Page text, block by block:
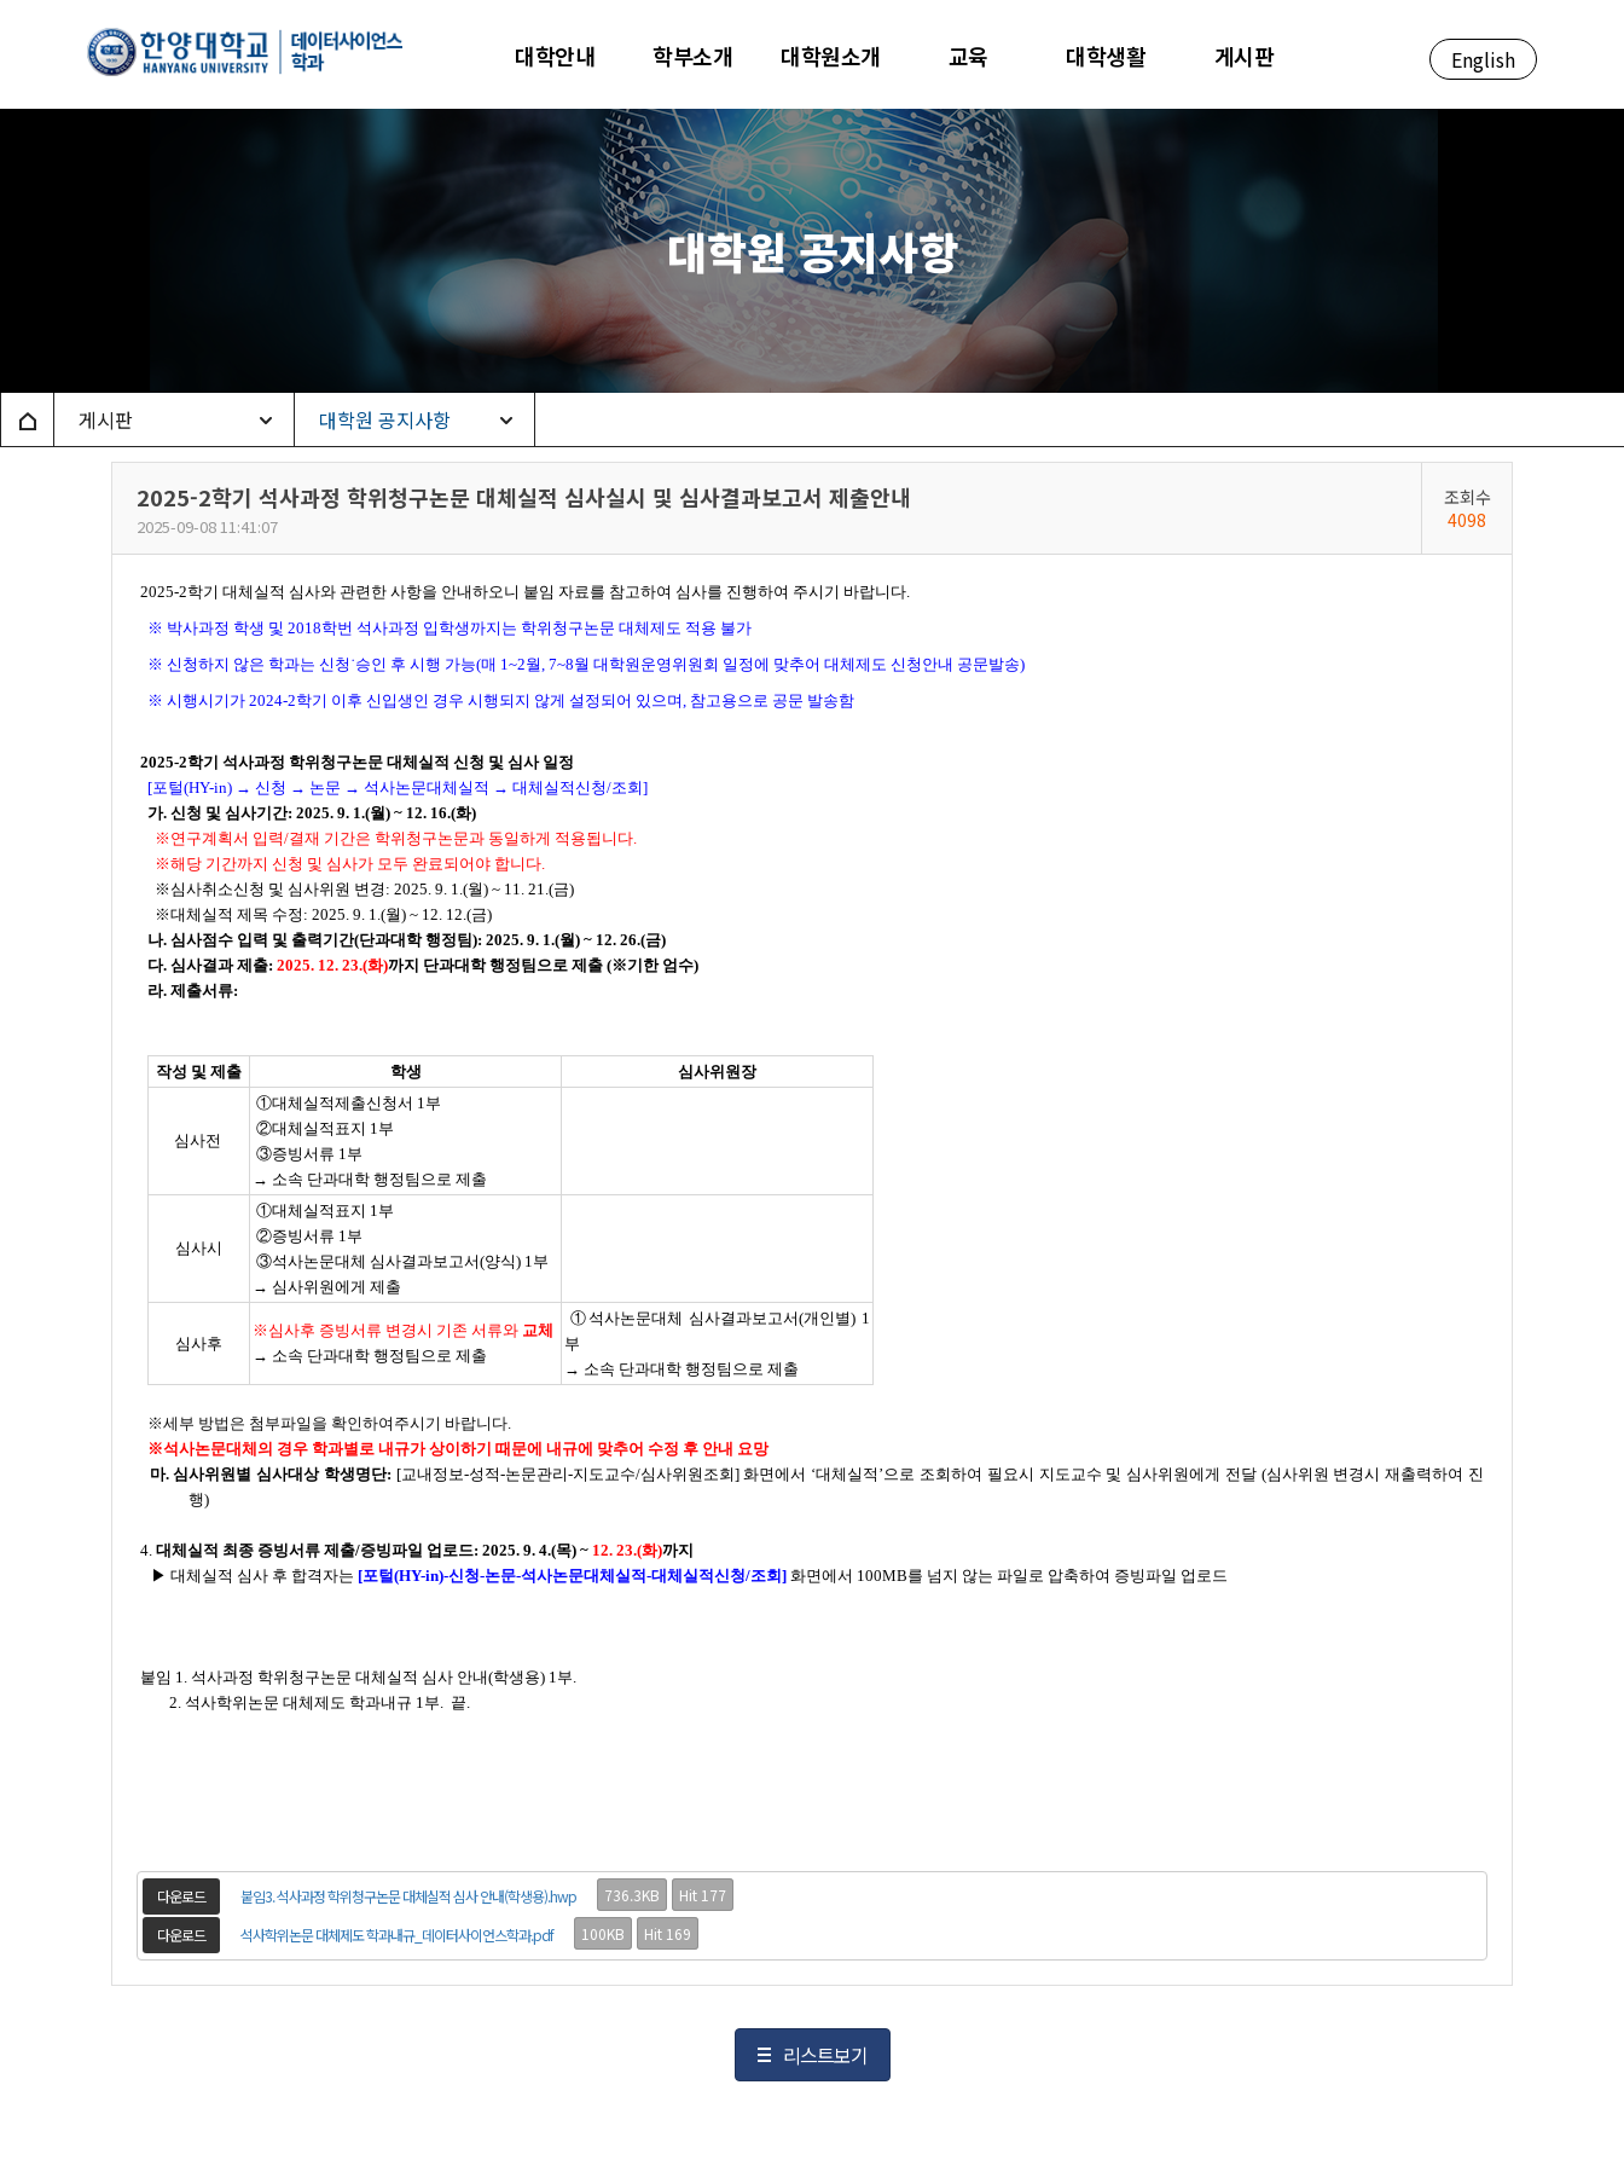
한양대학교
대학안내 학부소개 대학원소개 교육 대학생활 게시판 English
대학원 공지사항
Home 게시판 대학원 공지사항
2025-2학기 석사과정 학위청구논문 대체실적 심사실시 및 심사결과보고서 제출안내
2025-09-08 11:41:07
조회수
4098
2025-2학기 대체실적 심사와 관련한 사항을 안내하오니 붙임 자료를 참고하여 심사를 진행하여 주시기 바랍니다.
※ 박사과정 학생 및 2018학번 석사과정 입학생까지는 학위청구논문 대체제도 적용 불가
※ 신청하지 않은 학과는 신청˙승인 후 시행 가능(매 1~2월, 7~8월 대학원운영위원회 일정에 맞추어 대체제도 신청안내 공문발송)
※ 시행시기가 2024-2학기 이후 신입생인 경우 시행되지 않게 설정되어 있으며, 참고용으로 공문 발송함
2025-2학기 석사과정 학위청구논문 대체실적 신청 및 심사 일정
[포털(HY-in) → 신청 → 논문 → 석사논문대체실적 → 대체실적신청/조회]
가. 신청 및 심사기간: 2025. 9. 1.(월) ~ 12. 16.(화)
※연구계획서 입력/결재 기간은 학위청구논문과 동일하게 적용됩니다.
※해당 기간까지 신청 및 심사가 모두 완료되어야 합니다.
※심사취소신청 및 심사위원 변경: 2025. 9. 1.(월) ~ 11. 21.(금)
※대체실적 제목 수정: 2025. 9. 1.(월) ~ 12. 12.(금)
나. 심사점수 입력 및 출력기간(단과대학 행정팀): 2025. 9. 1.(월) ~ 12. 26.(금)
다. 심사결과 제출: 2025. 12. 23.(화)까지 단과대학 행정팀으로 제출 (※기한 엄수)
라. 제출서류:
작성 및 제출 학생 심사위원장
심사전
①대체실적제출신청서 1부
②대체실적표지 1부
③증빙서류 1부
→ 소속 단과대학 행정팀으로 제출
심사시
①대체실적표지 1부
②증빙서류 1부
③석사논문대체 심사결과보고서(양식) 1부
→ 심사위원에게 제출
심사후
※심사후 증빙서류 변경시 기존 서류와 교체
→ 소속 단과대학 행정팀으로 제출
①석사논문대체 심사결과보고서(개인별) 1
부
→ 소속 단과대학 행정팀으로 제출
※세부 방법은 첨부파일 을 확인하여주시기 바랍니다.
※석사논문대체의 경우 학과별로 내규가 상이하기 때문에 내규에 맞추어 수정 후 안내 요망
마. 심사위원별 심사대상 학생명단: [교내정보-성적-논문관리-지도교수/심사위원조회] 화면에서 ‘대체실적’으로 조회하여 필요시 지도교수 및 심사위원에게 전달 (심사위원 변경시 재출력하여 진
행)
4. 대체실적 최종 증빙서류 제출/증빙파일 업로드: 2025. 9. 4.(목) ~ 12. 23.(화)까지
▶ 대체실적 심사 후 합격자는 [포털(HY-in)-신청-논문-석사논문대체실적-대체실적신청/조회] 화면에서 100MB를 넘지 않는 파일로 압축하여 증빙파일 업로드
붙임 1. 석사과정 학위청구논문 대체실적 심사 안내(학생용) 1부.
2. 석사학위논문 대체제도 학과내규 1부. 끝.
다운로드 붙임3. 석사과정 학위청구논문 대체실적 심사 안내(학생용).hwp 736.3KB
Hit 177
다운로드
석사학위논문 대체제도 학과내규_데이터사이언스학과.pdf 100KB Hit 169
리스트보기